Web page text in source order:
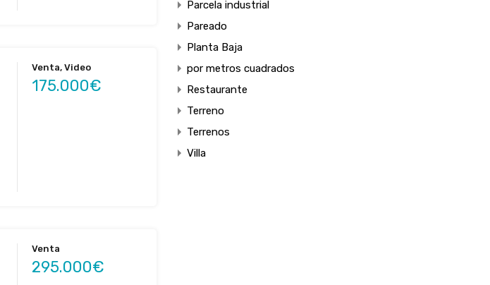
Venta, Video
175.000€
Venta
295.000€
Parcela industrial
Pareado
Planta Baja
por metros cuadrados
Restaurante
Terreno
Terrenos
Villa